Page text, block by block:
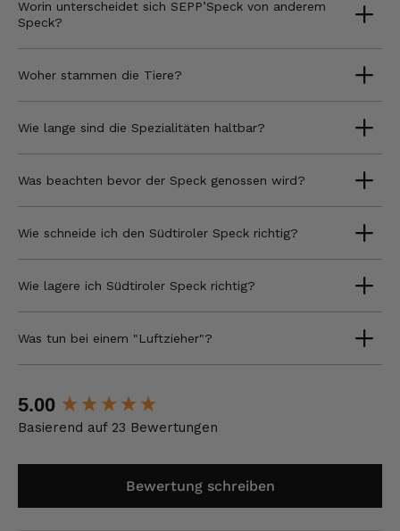
Worin unterscheidet sich SEPP’Speck von anderem
Speck?
Woher stammen die Tiere?
Wie lange sind die Spezialitäten haltbar?
Was beachten bevor der Speck genossen wird?
Wie schneide ich den Südtiroler Speck richtig?
Wie lagere ich Südtiroler Speck richtig?
Was tun bei einem "Luftzieher"?
5.00
Basierend auf 23 Bewertungen
Bewertung schreiben
New content loaded